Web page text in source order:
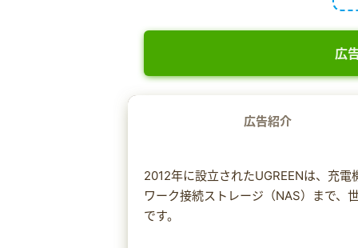
広
広告紹介
2012年に設立されたUGREENは、充
ワーク接続ストレージ（NAS）まで、
です。